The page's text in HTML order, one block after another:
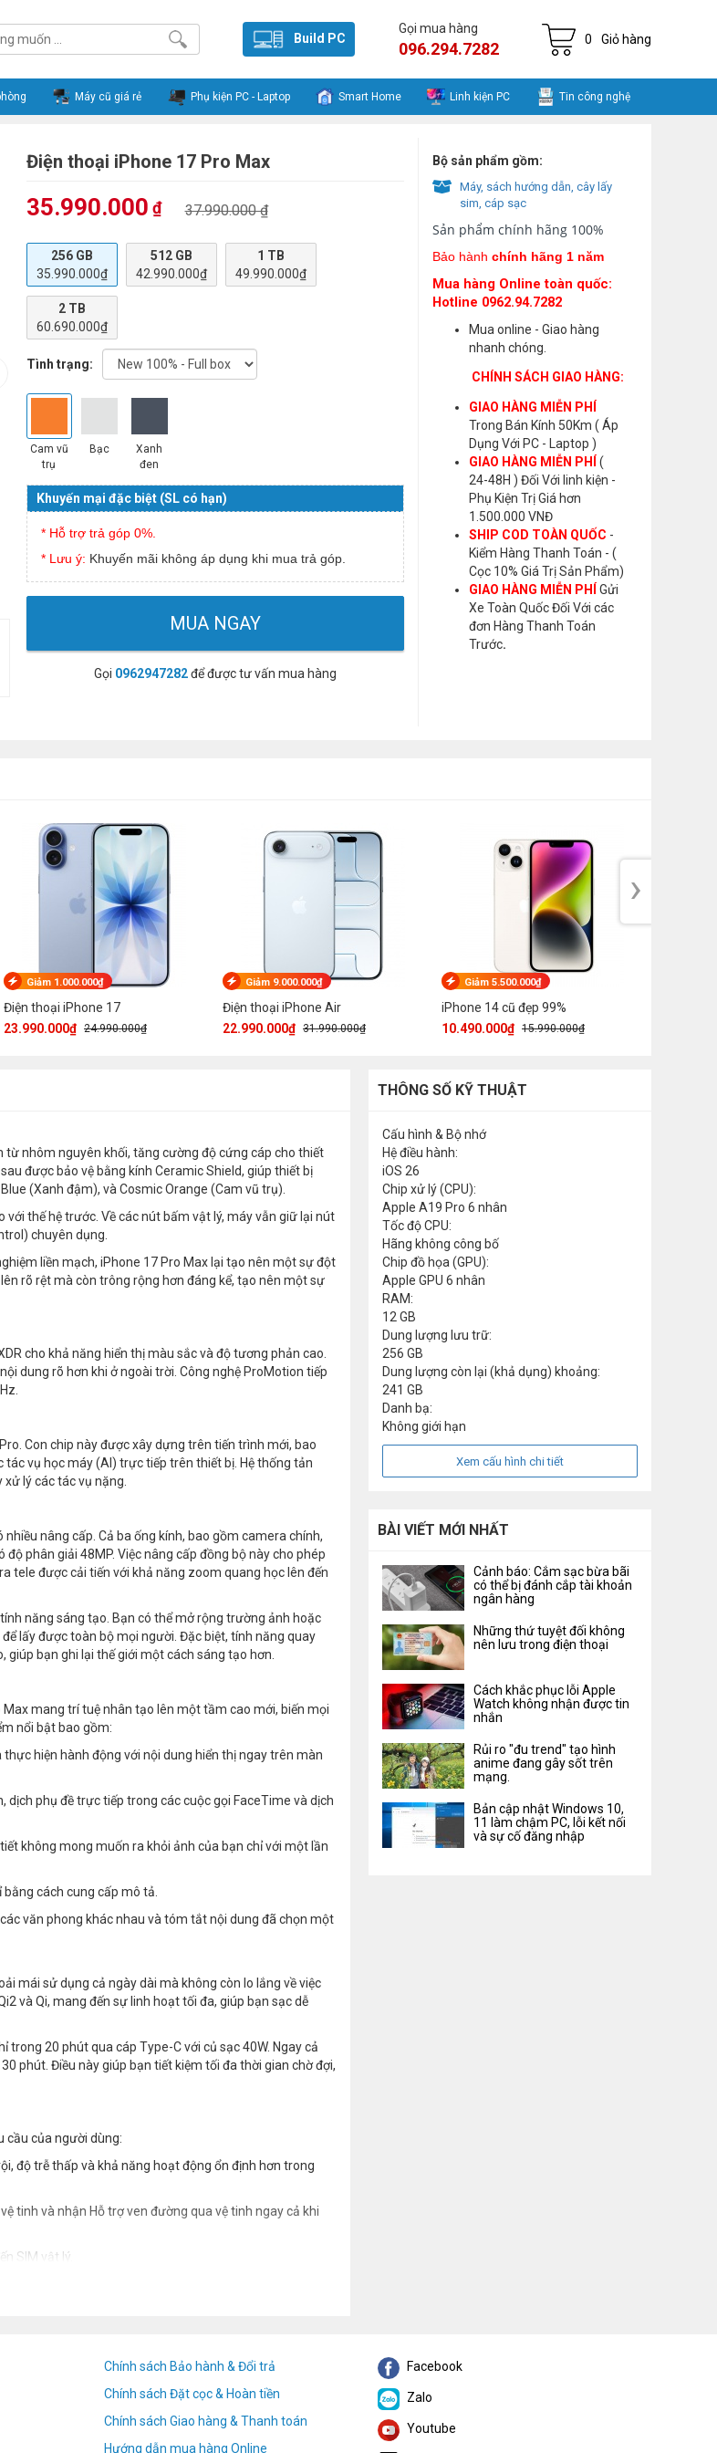
Build PC
Gọi mua hàng
096.294.7282 0 Giỏ hàng
Máy cũ giá rẻ Phụ kiện PC - Laptop Smart Home Linh kiện PC Tin công nghệ
Điện thoại iPhone 17 Pro Max
35.990.000 ₫ 37.990.000 ₫
256 GB
35.990.000₫
512 GB
42.990.000₫
1 TB
49.990.000₫
2 TB
60.690.000₫
Tình trạng:
Cam vũ
trụ
Bạc
Xanh
đen
Khuyến mại đặc biệt (SL có hạn)
* Hỗ trợ trả góp 0%.
* Lưu ý: Khuyến mãi không áp dụng khi mua trả góp.
MUA NGAY
Gọi 0962947282để được tư vấn mua hàng
Bộ sản phẩm gồm:
Máy, sách hướng dẫn, cây lấy
sim, cáp sạc
Sản phẩm chính hãng 100%
Bảo hành chính hãng 1 năm
Mua hàng Online toàn quốc:
Hotline 0962.94.7282
Mua online - Giao hàng
nhanh chóng.
CHÍNH SÁCH GIAO HÀNG:
GIAO HÀNG MIỄN PHÍ
Trong Bán Kính 50Km ( Áp
Dụng Với PC - Laptop )
GIAO HÀNG MIỄN PHÍ
(
24-48H ) Đối Với linh kiện -
Phụ Kiện Trị Giá hơn
1.500.000 VNĐ
SHIP COD TOÀN QUỐC -
Kiểm Hàng Thanh Toán - (
Cọc 10% Giá Trị Sản Phẩm)
GIAO HÀNG MIỄN PHÍ
Gửi
Xe Toàn Quốc Đối Với các
đơn Hàng Thanh Toán
Trước.
Giảm 1.000.000₫
Điện thoại iPhone 17
23.990.000₫ 24.990.000₫
Giảm 9.000.000₫
Điện thoại iPhone Air
22.990.000₫ 31.990.000₫
Giảm 5.500.000₫
iPhone 14 cũ đẹp 99%
10.490.000₫ 15.990.000₫
›
từ nhôm nguyên khối, tăng cường độ cứng cáp cho thiết
được bảo vệ bằng kính Ceramic Shield, giúp thiết bị
(Xanh đậm), và Cosmic Orange (Cam vũ trụ).
thế hệ trước. Về các nút bấm vật lý, máy vẫn giữ lại nút
chuyên dụng.
liền mạch, iPhone 17 Pro Max lại tạo nên một sự đột
rõ rệt mà còn trông rộng hơn đáng kể, tạo nên một sự
cho khả năng hiển thị màu sắc và độ tương phản cao.
dung rõ hơn khi ở ngoài trời. Công nghệ ProMotion tiếp
Con chip này được xây dựng trên tiến trình mới, bao
tác vụ học máy (AI) trực tiếp trên thiết bị. Hệ thống tản
lý các tác vụ nặng.
nâng cấp. Cả ba ống kính, bao gồm camera chính,
phân giải 48MP. Việc nâng cấp đồng bộ này cho phép
tele được cải tiến với khả năng zoom quang học lên đến
năng sáng tạo. Bạn có thể mở rộng trường ảnh hoặc
lấy được toàn bộ mọi người. Đặc biệt, tính năng quay
bạn ghi lại thế giới một cách sáng tạo hơn.
mang trí tuệ nhân tạo lên một tầm cao mới, biến mọi
nổi bật bao gồm:
hiện hành động với nội dung hiển thị ngay trên màn
phụ đề trực tiếp trong các cuộc gọi FaceTime và dịch
không mong muốn ra khỏi ảnh của bạn chỉ với một lần
cách cung cấp mô tả.
văn phong khác nhau và tóm tắt nội dung đã chọn một
mái sử dụng cả ngày dài mà không còn lo lắng về việc
và Qi, mang đến sự linh hoạt tối đa, giúp bạn sạc dễ
20 phút qua cáp Type-C với củ sạc 40W. Ngay cả
phút. Điều này giúp bạn tiết kiệm tối đa thời gian chờ đợi,
cầu của người dùng:
độ trễ thấp và khả năng hoạt động ổn định hơn trong
tinh và nhận Hỗ trợ ven đường qua vệ tinh ngay cả khi
SIM vật lý.
THÔNG SỐ KỸ THUẬT
Cấu hình & Bộ nhớ
Hệ điều hành:
iOS 26
Chip xử lý (CPU):
Apple A19 Pro 6 nhân
Tốc độ CPU:
Hãng không công bố
Chip đồ họa (GPU):
Apple GPU 6 nhân
RAM:
12 GB
Dung lượng lưu trữ:
256 GB
Dung lượng còn lại (khả dụng) khoảng:
241 GB
Danh bạ:
Không giới hạn
Xem cấu hình chi tiết
BÀI VIẾT MỚI NHẤT
Cảnh báo: Cắm sạc bừa bãi
có thể bị đánh cắp tài khoản
ngân hàng
Những thứ tuyệt đối không
nên lưu trong điện thoại
Cách khắc phục lỗi Apple
Watch không nhận được tin
nhắn
Rủi ro "đu trend" tạo hình
anime đang gây sốt trên
mạng.
Bản cập nhật Windows 10,
11 làm chậm PC, lỗi kết nối
và sự cố đăng nhập
Chính sách Bảo hành & Đổi trả
Chính sách Đặt cọc & Hoàn tiền
Chính sách Giao hàng & Thanh toán
Hướng dẫn mua hàng Online
Facebook
Zalo
Youtube